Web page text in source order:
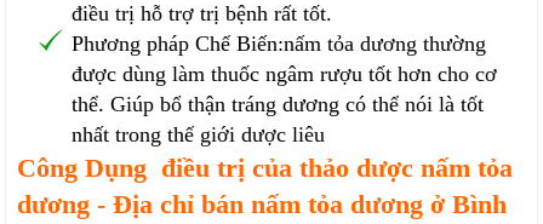
điều trị hỗ trợ trị bệnh rất tốt.
Phương pháp Chế Biến:nấm tỏa dương thường
được dùng làm thuốc ngâm rượu tốt hơn cho cơ
thể. Giúp bổ thận tráng dương có thể nói là tốt
nhất trong thế giới dược liêu
Công Dụng điều trị của thảo dược nấm tỏa
dương - Địa chỉ bán nấm tỏa dương ở Bình